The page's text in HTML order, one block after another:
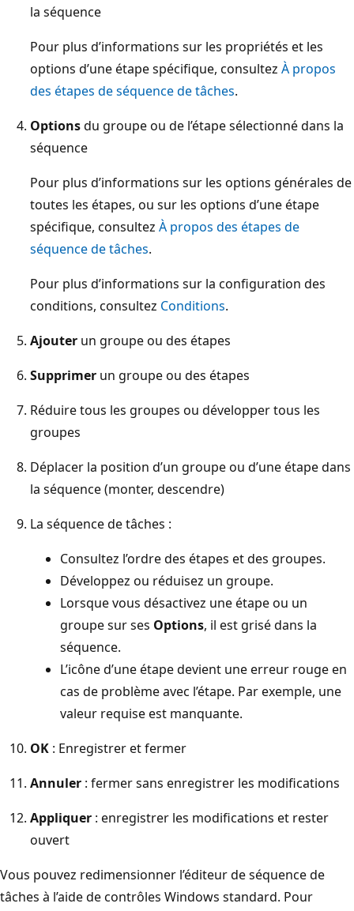
la séquence
Pour plus d’informations sur les propriétés et les
options d’une étape spécifique, consultez À propos
des étapes de séquence de tâches.
Optionsdu groupe ou de l’étape sélectionné dans la
séquence
Pour plus d’informations sur les options générales de
toutes les étapes, ou sur les options d’une étape
spécifique, consultez À propos des étapes de
séquence de tâches.
Pour plus d’informations sur la configuration des
conditions, consultez Conditions.
Ajouter un groupe ou des étapes
Supprimer un groupe ou des étapes
Réduire tous les groupes ou développer tous les
groupes
Déplacer la position d’un groupe ou d’une étape dans
la séquence (monter, descendre)
La séquence de tâches :
Consultez l’ordre des étapes et des groupes.
Développez ou réduisez un groupe.
Lorsque vous désactivez une étape ou un
groupe sur ses Options, il est grisé dans la
séquence.
L’icône d’une étape devient une erreur rouge en
cas de problème avec l’étape. Par exemple, une
valeur requise est manquante.
OK : Enregistrer et fermer
Annuler : fermer sans enregistrer les modifications
Appliquer : enregistrer les modifications et rester
ouvert
Vous pouvez redimensionner l’éditeur de séquence de
tâches à l’aide de contrôles Windows standard. Pour